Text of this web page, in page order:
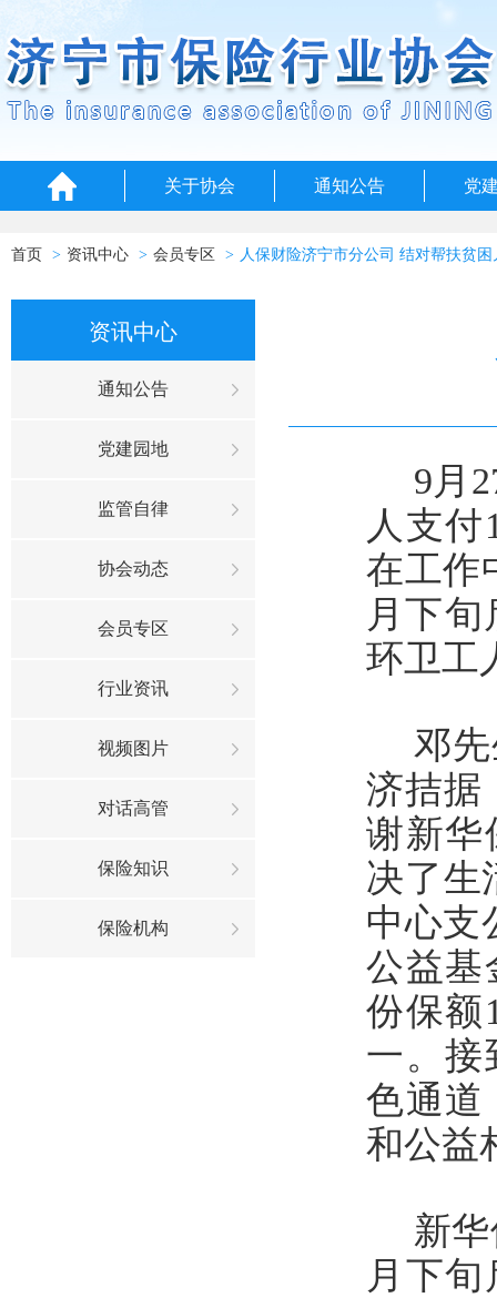
关于协会 通知公告 党
首页 资讯中心 会员专区 人保财险济宁市分公司 结对帮扶贫困
资讯中心
通知公告
党建园地
监管自律
协会动态
会员专区
行业资讯
视频图片
对话高管
保险知识
保险机构
9月
人支
在工作
月下
环卫工
邓
济拮据
谢新华
决了生
中心支
公益基
份保额
一。接
色通道
和公益
新
月下